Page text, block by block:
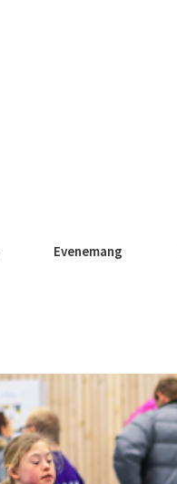
Evenemang